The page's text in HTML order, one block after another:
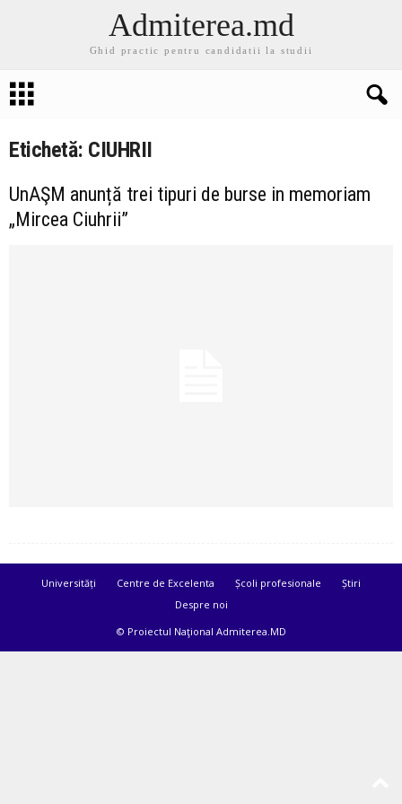
Admiterea.md
Ghid practic pentru candidatii la studii
Etichetă: CIUHRII
UnAŞM anunță trei tipuri de burse in memoriam
„Mircea Ciuhrii”
Universități Centre de Excelenta Școli profesionale
Știri
Despre noi
© Proiectul Naţional Admiterea.MD